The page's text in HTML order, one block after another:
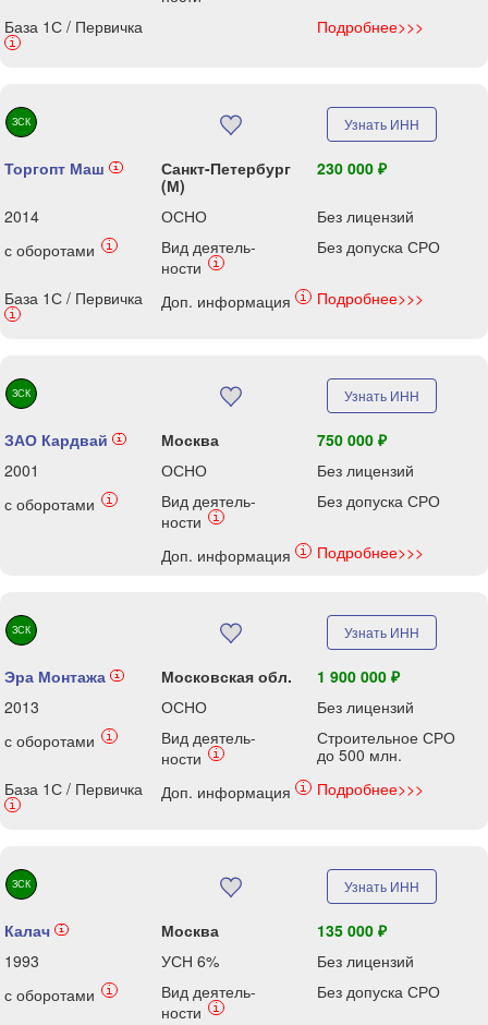
База 1С / Первичка
i
Подробнее>>>
ЗСК Узнать ИНН
Торгопт Маш i
Санкт-Петербург
(М)
230 000 ₽
2014 ОСНО
Без лицензий
с оборотами
i
Вид деятель-
ности
i
Без допуска СРО
База 1С / Первичка
i
Доп. информация i Подробнее>>>
ЗСК Узнать ИНН
ЗАО Кардвай i Москва
750 000 ₽
2001
ОСНО
Без лицензий
с оборотами
i
Вид деятель-
ности
i
Без допуска СРО
Доп. информация i Подробнее>>>
ЗСК Узнать ИНН
Эра Монтажа i Московская обл.
1 900 000 ₽
2013
ОСНО
Без лицензий
с оборотами
i
Вид деятель-
ности
i
Строительное СРО
до 500 млн.
База 1С / Первичка
i
Доп. информация i Подробнее>>>
ЗСК Узнать ИНН
Калач i Москва
135 000 ₽
1993
УСН 6%
Без лицензий
с оборотами
i
Вид деятель-
ности
i
Без допуска СРО